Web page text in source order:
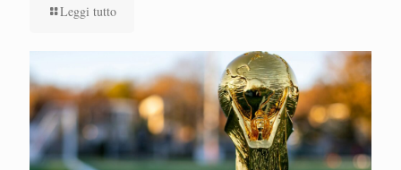
Leggi tutto